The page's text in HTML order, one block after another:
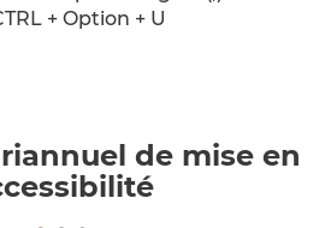
+ Option + U
de mise en